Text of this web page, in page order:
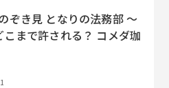
ぞき見 となりの法務部 ～
まで許される？ コメダ珈